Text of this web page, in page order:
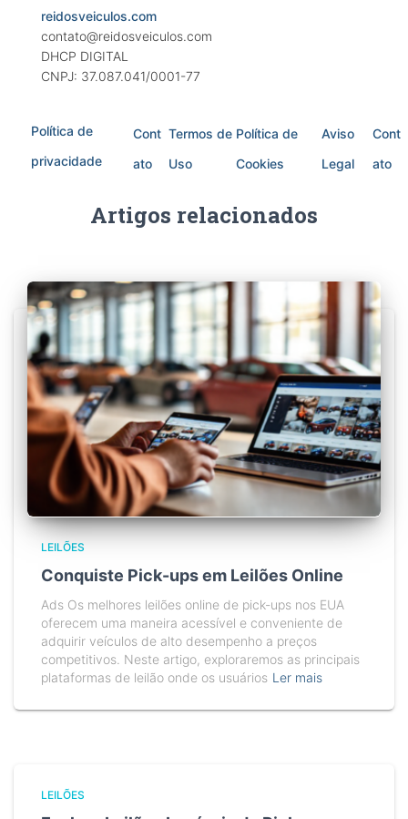
reidosveiculos.com
contato@reidosveiculos.com
DHCP DIGITAL
CNPJ: 37.087.041/0001-77
Política de
privacidade
Cont
ato
Termos de
Uso
Política de
Cookies
Aviso
Legal
Cont
ato
Artigos relacionados
LEILÕES
Conquiste Pick-ups em Leilões Online
Ads Os melhores leilões online de pick-ups nos EUA
oferecem uma maneira acessível e conveniente de
adquirir veículos de alto desempenho a preços
competitivos. Neste artigo, exploraremos as principais
plataformas de leilão onde os usuários Ler mais
LEILÕES